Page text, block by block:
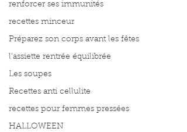
renforcer ses immunités
recettes minceur
Préparez son corps avant les fêtes
l'assiette rentrée équilibrée
Les soupes
Recettes anti cellulite
recettes pour femmes pressées
HALLOWEEN